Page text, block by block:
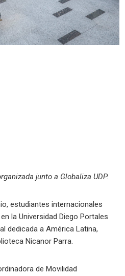
junto a Globaliza UDP.
estudiantes internacionales
la Universidad Diego Portales
dedicada a América Latina,
Nicanor Parra.
de Movilidad